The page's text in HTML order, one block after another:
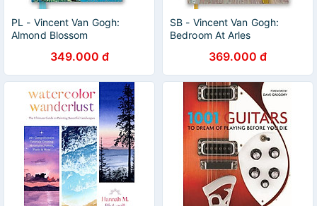
PL - Vincent Van Gogh:
Almond Blossom
349.000 đ
SB - Vincent Van Gogh:
Bedroom At Arles
369.000 đ